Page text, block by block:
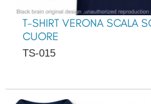
T-SHIRT VERONA SCALA
CUORE
TS-015